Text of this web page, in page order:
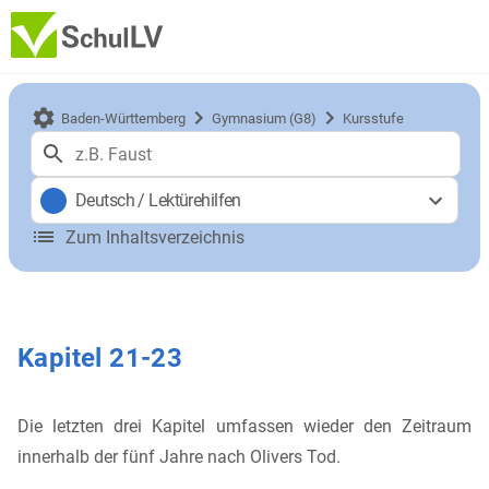
Baden-Württemberg Gymnasium (G8) Kursstufe
Deutsch/ Lektürehilfen
Zum Inhaltsverzeichnis
Kapitel 21-23
Die letzten drei Kapitel umfassen wieder den Zeitraum
innerhalb der fünf Jahre nach Olivers Tod.